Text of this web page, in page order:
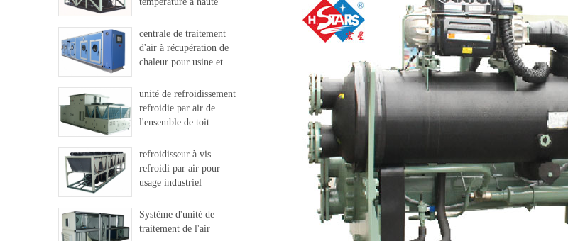
centrale de traitement
d'air à récupération de
chaleur pour usine et
unité de refroidissement
refroidie par air de
l'ensemble de toit
refroidisseur à vis
refroidi par air pour
usage industriel
Système d'unité de
traitement de l'air